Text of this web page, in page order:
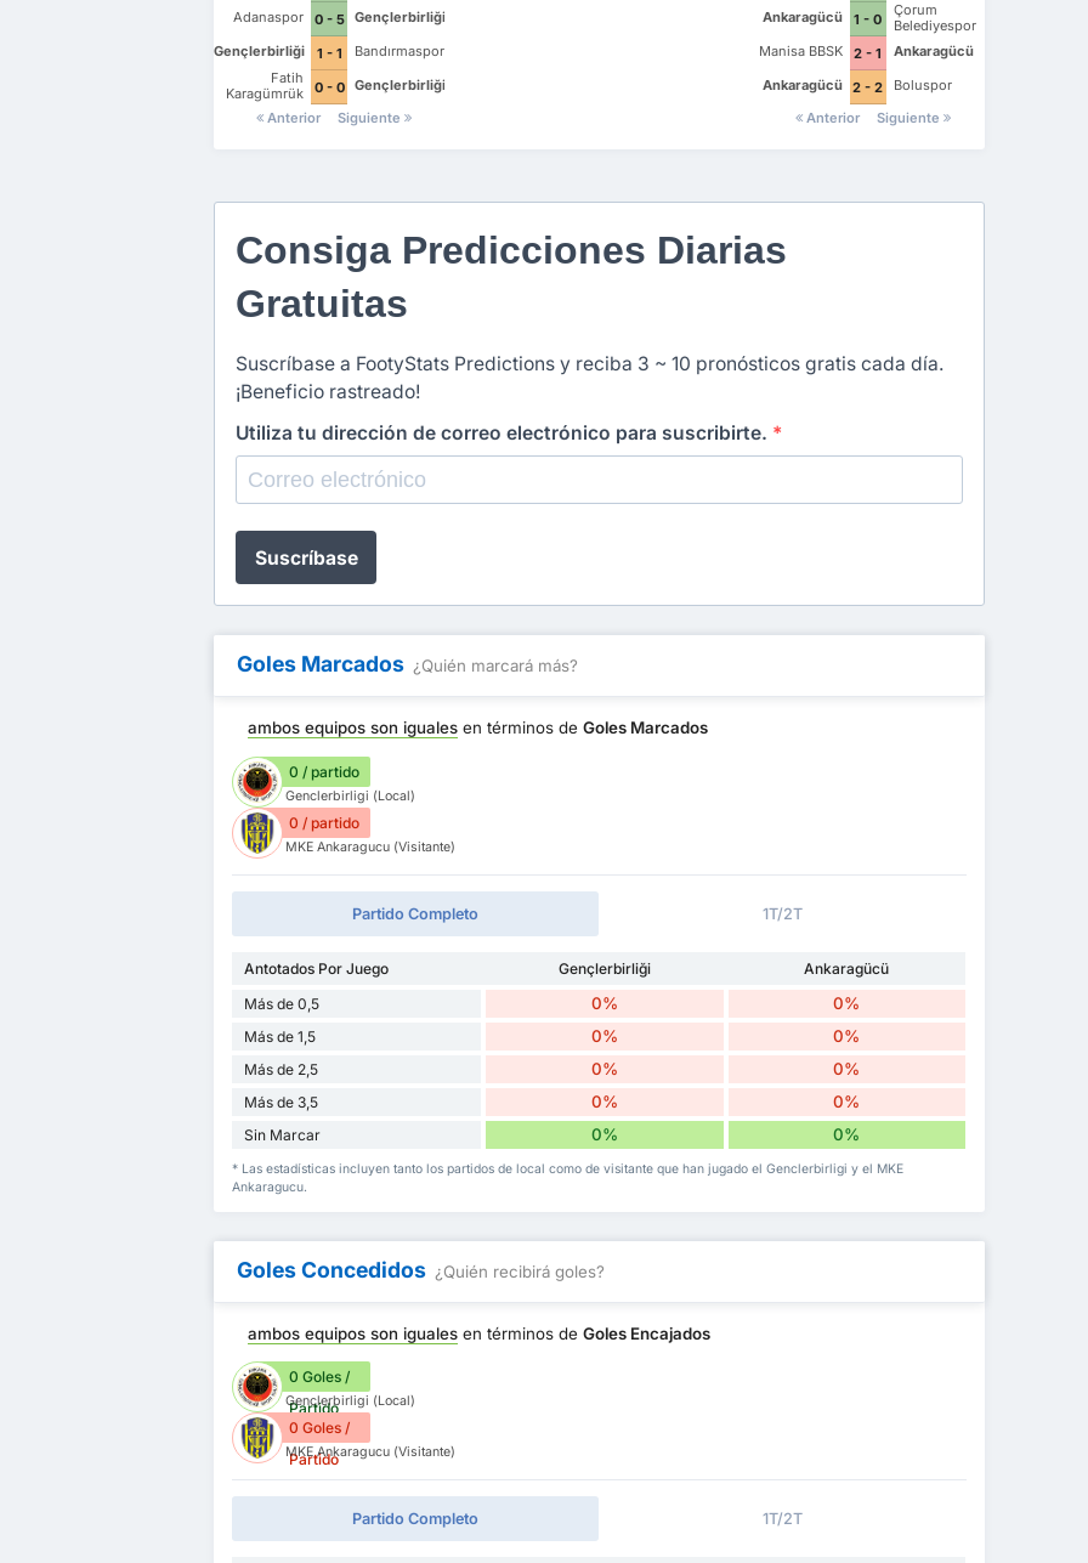
Adanaspor
0 - 5
Gençlerbirliği
Gençlerbirliği
1 - 1
Bandırmaspor
Fatih
Karagümrük
0 - 0
Gençlerbirliği
Anterior
Siguiente
Ankaragücü
1 - 0
Çorum
Belediyespor
Manisa BBSK
2 - 1
Ankaragücü
Ankaragücü 2 - 2
Boluspor
Anterior
Siguiente
Consiga Predicciones Diarias
Gratuitas
Suscríbase a FootyStats Predictions y reciba 3 ~ 10 pronósticos gratis cada día.
¡Beneficio rastreado!
Utiliza tu dirección de correo electrónico para suscribirte. *
Suscríbase
Goles Marcados ¿Quién marcará más?
ambos equipos son iguales en términos deGoles Marcados
0 / partido
Genclerbirligi (Local)
0 / partido
MKE Ankaragucu (Visitante)
Partido Completo 1T/2T
Antotados Por Juego Gençlerbirliği
Ankaragücü
Más de 0,5
0% 0%
Más de 1,5 0% 0%
Más de 2,5 0% 0%
Más de 3,5 0% 0%
Sin Marcar 0% 0%
* Las estadísticas incluyen tanto los partidos de local como de visitante que han jugado el Genclerbirligi y el MKE
Ankaragucu.
Goles Concedidos ¿Quién recibirá goles?
ambos equipos son iguales en términos deGoles Encajados
0 Goles /
Partido
Genclerbirligi (Local)
0 Goles /
Partido
MKE Ankaragucu (Visitante)
Partido Completo 1T/2T